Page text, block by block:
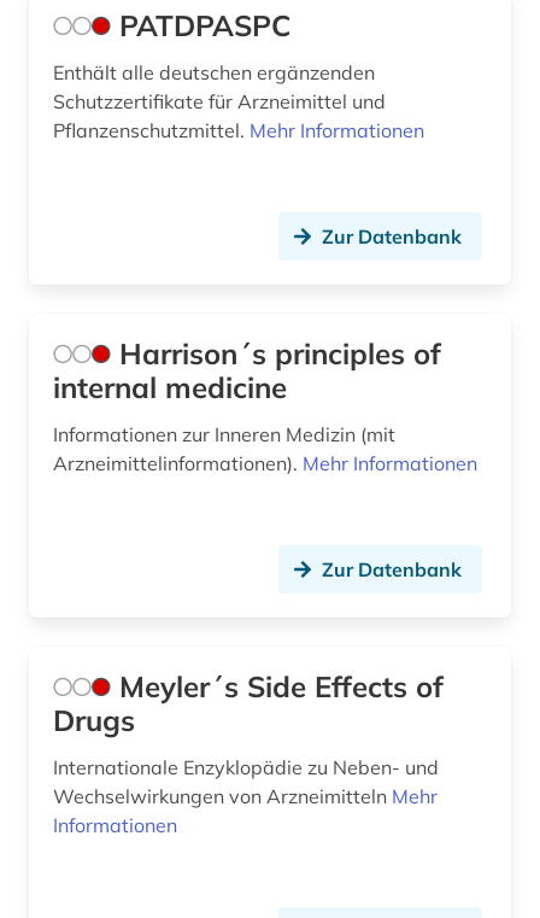
PATDPASPC
Enthält alle deutschen ergänzenden
Schutzzertifikate für Arzneimittel und
Pflanzenschutzmittel. Mehr Informationen
Zur Datenbank
Harrison´s principles of
internal medicine
Informationen zur Inneren Medizin (mit
Arzneimittelinformationen). Mehr Informationen
Zur Datenbank
Meyler´s Side Effects of
Drugs
Internationale Enzyklopädie zu Neben- und
Wechselwirkungen von Arzneimitteln Mehr
Informationen